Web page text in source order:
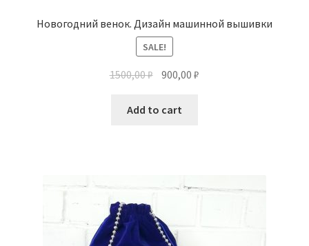
Новогодний венок. Дизайн машинной вышивки
SALE!
1500,00₽ 900,00₽
Add to cart